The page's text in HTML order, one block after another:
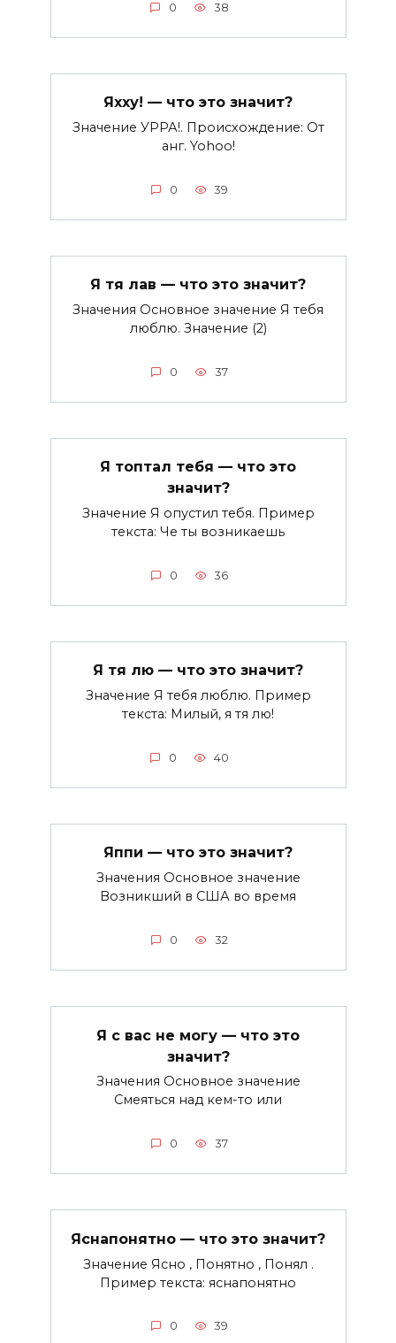
0 38
Яхху! — что это значит?
Значение УРРА!. Происхождение: От
анг. Yohoo!
0 39
Я тя лав — что это значит?
Значения Основное значение Я тебя
люблю. Значение (2)
0 37
Я топтал тебя — что это
значит?
Значение Я опустил тебя. Пример
текста: Че ты возникаешь
0 36
Я тя лю — что это значит?
Значение Я тебя люблю. Пример
текста: Милый, я тя лю!
0 40
Яппи — что это значит?
Значения Основное значение
Возникший в США во время
0 32
Я с вас не могу — что это
значит?
Значения Основное значение
Смеяться над кем-то или
0 37
Яснапонятно — что это значит?
Значение Ясно , Понятно , Понял .
Пример текста: яснапонятно
0 39